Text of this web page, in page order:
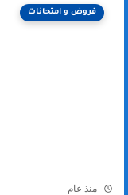
فروض و امتحانات
منذ عام